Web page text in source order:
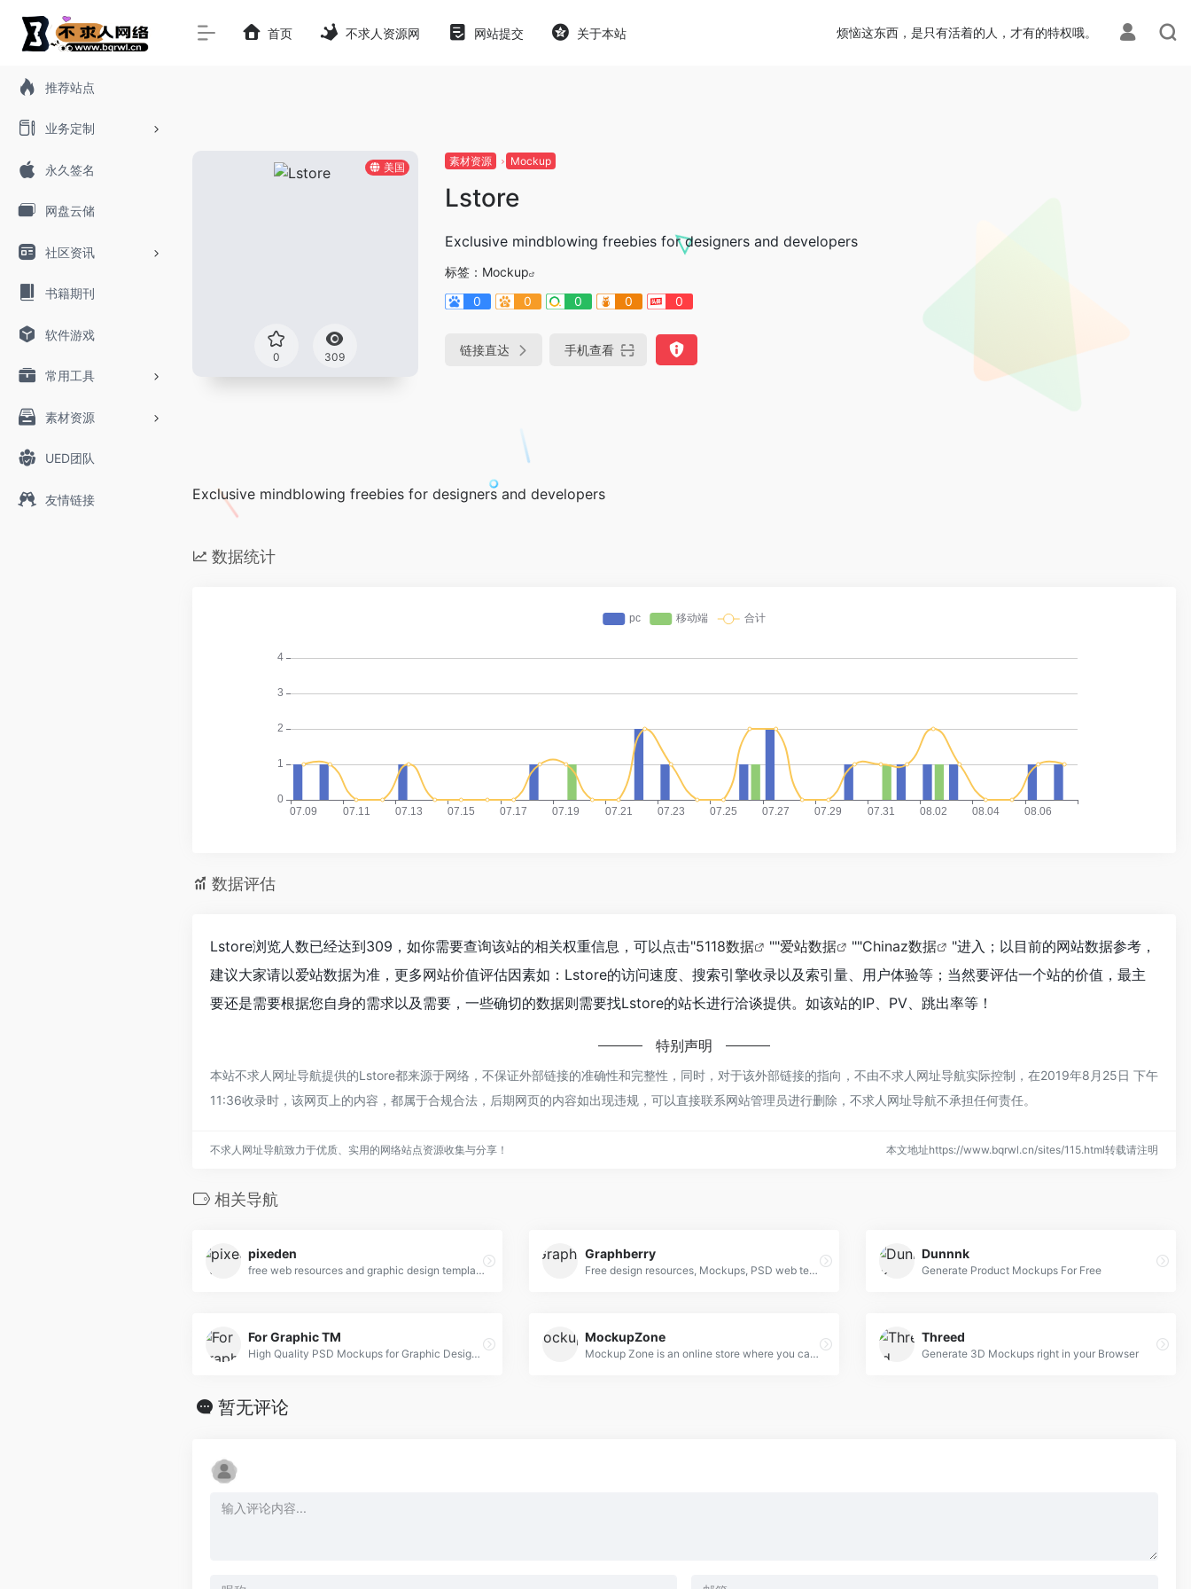
推荐站点
业务定制
永久签名
网盘云储
社区资讯
书籍期刊
软件游戏
常用工具
素材资源
UED团队
友情链接
首页 不求人资源网 网站提交 关于本站 烦恼这东西，是只有活着的人，才有的特权哦。
美国
0 309
素材资源 Mockup
Lstore
Exclusive mindblowing freebies for designers and developers
标签： Mockup
0
0 0 0 0
链接直达 手机查看
Exclusive mindblowing freebies for designers and developers
数据统计
数据评估
Lstore浏览人数已经达到309，如你需要查询该站的相关权重信息，可以点击"5118数据 ""爱站数据 ""Chinaz数据
"进入；以目前的网站数据参考，
建议大家请以爱站数据为准，更多网站价值评估因素如：Lstore的访问速度、搜索引擎收录以及索引量、用户体验等；当然要评估一个站的价值，最主
要还是需要根据您自身的需求以及需要，一些确切的数据则需要找Lstore的站长进行洽谈提供。如该站的IP、PV、跳出率等！
特别声明
本站不求人网址导航提供的Lstore都来源于网络，不保证外部链接的准确性和完整性，同时，对于该外部链接的指向，不由不求人网址导航实际控制，在2019年8月25日 下午
11:36收录时，该网页上的内容，都属于合规合法，后期网页的内容如出现违规，可以直接联系网站管理员进行删除，不求人网址导航不承担任何责任。
不求人网址导航致力于优质、实用的网络站点资源收集与分享！ 本文地址https://www.bqrwl.cn/sites/115.html转载请注明
相关导航
pixeden
free web resources and graphic design templates.
Graphberry
Free design resources, Mockups, PSD web templates, Icons
Dunnnk
Generate Product Mockups For Free
For Graphic TM
High Quality PSD Mockups for Graphic Designers.
MockupZone
Mockup Zone is an online store where you can find free and premium PSD mockup files to show your designs in a professional way.
Threed
Generate 3D Mockups right in your Browser
暂无评论